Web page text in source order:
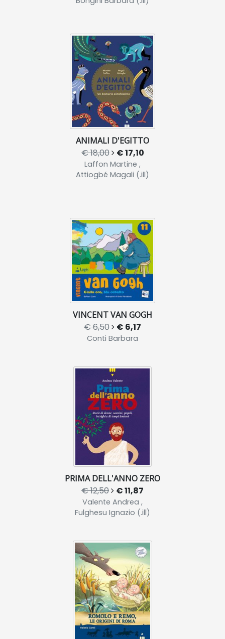
ANIMALI D'EGITTO
€ 18,00 € 17,10
Laffon Martine ,
Attiogbé Magali (.ill)
VINCENT VAN GOGH
€ 6,50 € 6,17
Conti Barbara
PRIMA DELL'ANNO ZERO
€ 12,50 € 11,87
Valente Andrea ,
Fulghesu Ignazio (.ill)